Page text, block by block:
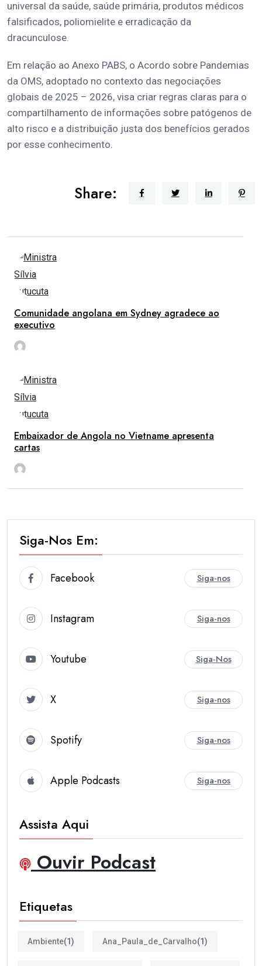
universal da saúde, saúde primária, produtos médicos
falsificados, poliomielite e erradicação da
dracunculose.
Em relação ao Anexo PABS, o Acordo sobre Pandemias
da OMS, adoptado no contexto das negociações
globais de 2025 – 2026, visa criar regras claras para o
compartilhamento de informações sobre patógenos de
alto risco e a distribuição justa dos benefícios gerados
por esse conhecimento.
Share:
Comunidade angolana em Sydney agradece ao
executivo
Embaixador de Angola no Vietname apresenta
cartas
Siga-Nos Em:
Facebook Siga-nos
Instagram Siga-nos
Youtube Siga-Nos
X Siga-nos
Spotify Siga-nos
Apple Podcasts Siga-nos
Assista Aqui
Ouvir Podcast
Etiquetas
Ambiente(1) Ana_Paula_de_Carvalho(1)